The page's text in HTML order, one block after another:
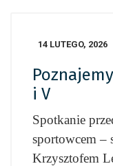
14 LUTEGO, 2026
i V
Spotkanie
sportowcem –
Krzysztofem